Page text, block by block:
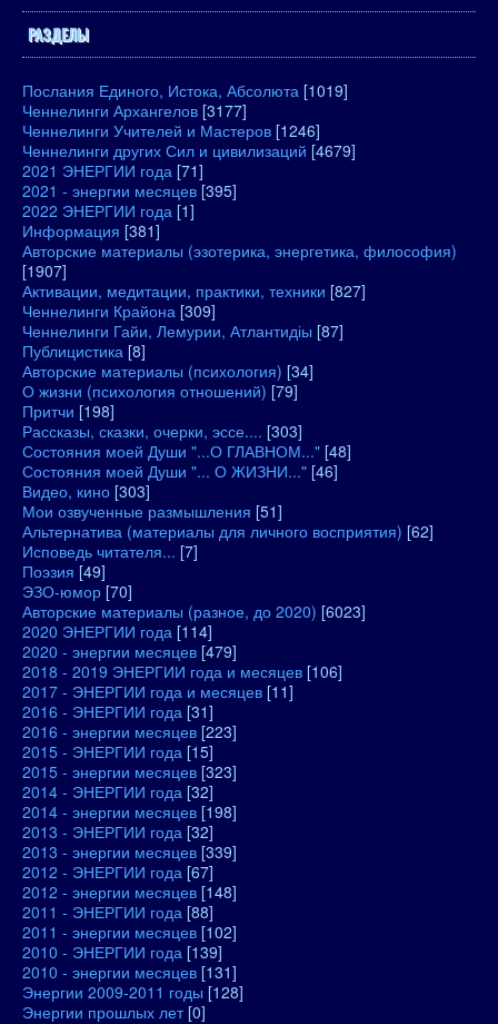
РАЗДЕЛЫ
Послания Единого, Истока, Абсолюта [1019]
Ченнелинги Архангелов [3177]
Ченнелинги Учителей и Мастеров [1246]
Ченнелинги других Сил и цивилизаций [4679]
2021 ЭНЕРГИИ года [71]
2021 - энергии месяцев [395]
2022 ЭНЕРГИИ года [1]
Информация [381]
Авторские материалы (эзотерика, энергетика, философия)
[1907]
Активации, медитации, практики, техники [827]
Ченнелинги Крайона [309]
Ченнелинги Гайи, Лемурии, Атлантидіы [87]
Публицистика [8]
Авторские материалы (психология) [34]
О жизни (психология отношений) [79]
Притчи [198]
Рассказы, сказки, очерки, эссе.... [303]
Состояния моей Души "...О ГЛАВНОМ..." [48]
Состояния моей Души "... О ЖИЗНИ..." [46]
Видео, кино [303]
Мои озвученные размышления [51]
Альтернатива (материалы для личного восприятия) [62]
Исповедь читателя... [7]
Поэзия [49]
ЭЗО-юмор [70]
Авторские материалы (разное, до 2020) [6023]
2020 ЭНЕРГИИ года [114]
2020 - энергии месяцев [479]
2018 - 2019 ЭНЕРГИИ года и месяцев [106]
2017 - ЭНЕРГИИ года и месяцев [11]
2016 - ЭНЕРГИИ года [31]
2016 - энергии месяцев [223]
2015 - ЭНЕРГИИ года [15]
2015 - энергии месяцев [323]
2014 - ЭНЕРГИИ года [32]
2014 - энергии месяцев [198]
2013 - ЭНЕРГИИ года [32]
2013 - энергии месяцев [339]
2012 - ЭНЕРГИИ года [67]
2012 - энергии месяцев [148]
2011 - ЭНЕРГИИ года [88]
2011 - энергии месяцев [102]
2010 - ЭНЕРГИИ года [139]
2010 - энергии месяцев [131]
Энергии 2009-2011 годы [128]
Энергии прошлых лет [0]